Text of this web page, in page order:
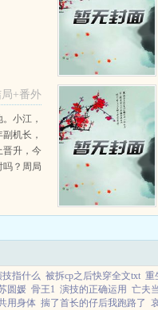
+番外
小江，
机长，
晋升，今
吗？周局
技指什么 被拆cp之后快穿全文txt 重
圆媛 骨王1 演技的正确运用 亡夫
用身体 揣了首长的仔后我跑路了